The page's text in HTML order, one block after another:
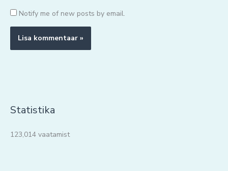
Notify me of new posts by email.
Statistika
123,014 vaatamist